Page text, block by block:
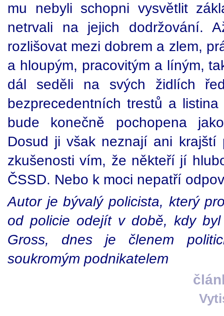
mu nebyli schopni vysvětlit
netrvali na jejich dodržování.
rozlišovat mezi dobrem a zlem,
a hloupým, pracovitým a líným,
dál seděli na svých židlích
bezprecedentních trestů a
bude konečně pochopena
Dosud ji však neznají ani krajští
zkušenosti vím, že někteří jí
ČSSD. Nebo k moci nepatří
Autor je bývalý policista, který
od policie odejít v době, kdy byl
Gross, dnes je členem
soukromým podnikatelem